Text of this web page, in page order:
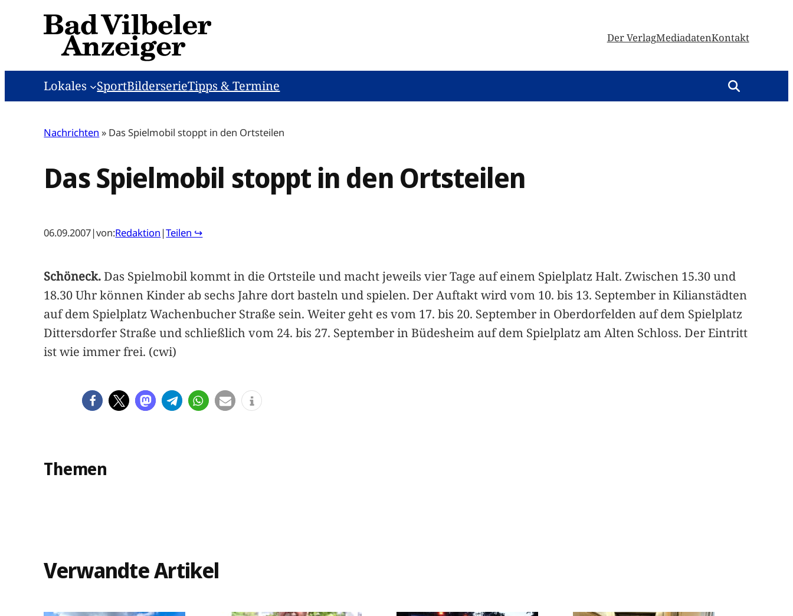
Der VerlagMediadatenKontakt
Lokales SportBilderserieTipps & Termine
Nachrichten » Das Spielmobil stoppt in den Ortsteilen
Das Spielmobil stoppt in den Ortsteilen
06.09.2007|von:Redaktion |Teilen ↪
Schöneck.Das Spielmobil kommt in die Ortsteile und macht jeweils vier Tage auf einem Spielplatz Halt. Zwischen 15.30 und
18.30 Uhr können Kinder ab sechs Jahre dort basteln und spielen. Der Auftakt wird vom 10. bis 13. September in Kilianstädten
auf dem Spielplatz Wachenbucher Straße sein. Weiter geht es vom 17. bis 20. September in Oberdorfelden auf dem Spielplatz
Dittersdorfer Straße und schließlich vom 24. bis 27. September in Büdesheim auf dem Spielplatz am Alten Schloss. Der Eintritt
ist wie immer frei. (cwi)
Themen
Verwandte Artikel